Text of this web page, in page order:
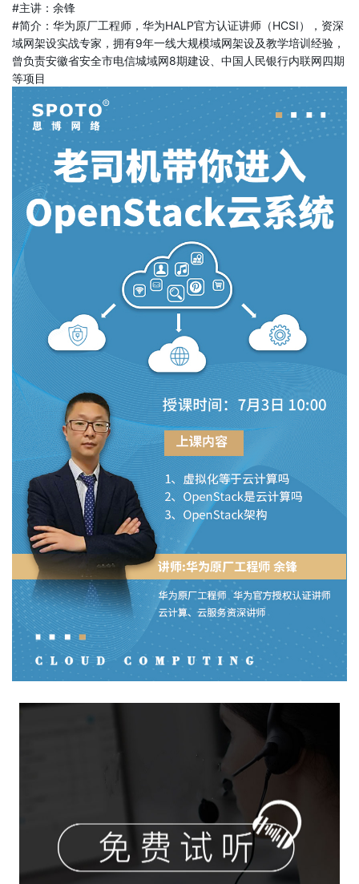
#主讲：余锋
#简介：华为原厂工程师，华为HALP官方认证讲师（HCSI），资深
域网架设实战专家，拥有9年一线大规模域网架设及教学培训经验，
曾负责安徽省安全市电信城域网8期建设、中国人民银行内联网四期
等项目